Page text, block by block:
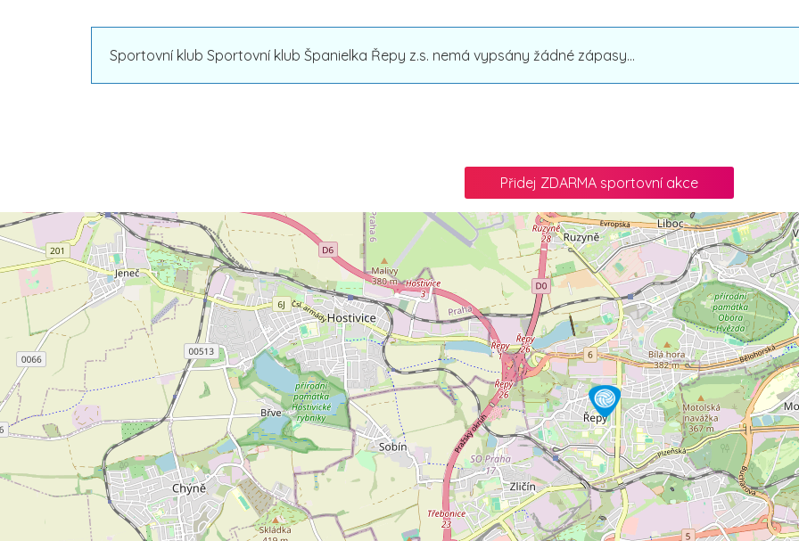
Sportovní klub Sportovní klub Španielka Řepy z.s. nemá vypsány žádné zápasy...
Přidej ZDARMA sportovní akce